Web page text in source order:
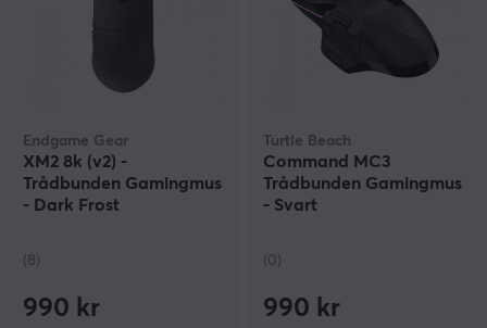
Endgame Gear
XM2 8k (v2) -
Trådbunden Gamingmus
- Dark Frost
(8)
990 kr
Turtle Beach
Command MC3
Trådbunden Gamingmus
- Svart
(0)
990 kr